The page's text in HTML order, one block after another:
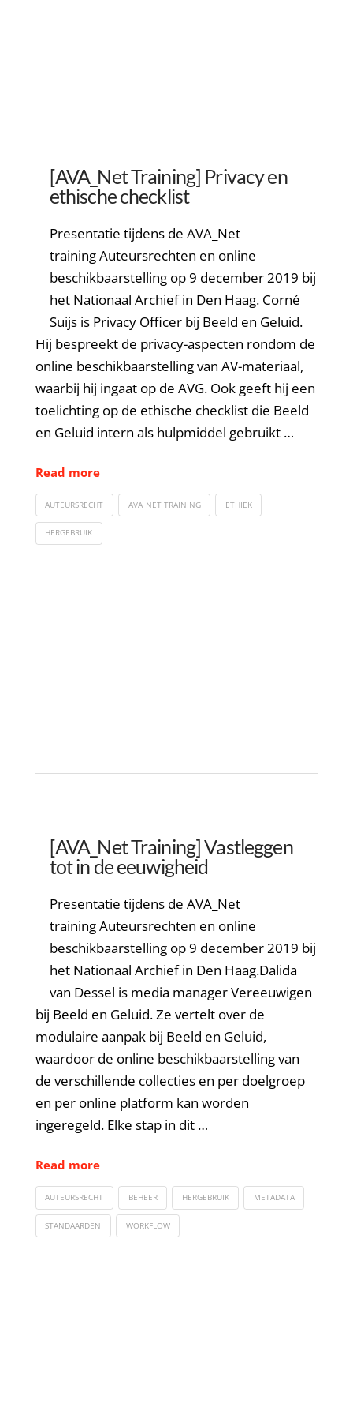
[AVA_Net Training] Privacy en
ethische checklist
Presentatie tijdens de AVA_Net
training Auteursrechten en online
beschikbaarstelling op 9 december 2019 bij
het Nationaal Archief in Den Haag. Corné
Suijs is Privacy Officer bij Beeld en Geluid.
Hij bespreekt de privacy-aspecten rondom de
online beschikbaarstelling van AV-materiaal,
waarbij hij ingaat op de AVG. Ook geeft hij een
toelichting op de ethische checklist die Beeld
en Geluid intern als hulpmiddel gebruikt …
Read more
AUTEURSRECHT AVA_NET TRAINING ETHIEK
HERGEBRUIK
[AVA_Net Training] Vastleggen
tot in de eeuwigheid
Presentatie tijdens de AVA_Net
training Auteursrechten en online
beschikbaarstelling op 9 december 2019 bij
het Nationaal Archief in Den Haag.Dalida
van Dessel is media manager Vereeuwigen
bij Beeld en Geluid. Ze vertelt over de
modulaire aanpak bij Beeld en Geluid,
waardoor de online beschikbaarstelling van
de verschillende collecties en per doelgroep
en per online platform kan worden
ingeregeld. Elke stap in dit …
Read more
AUTEURSRECHT BEHEER HERGEBRUIK METADATA
STANDAARDEN WORKFLOW